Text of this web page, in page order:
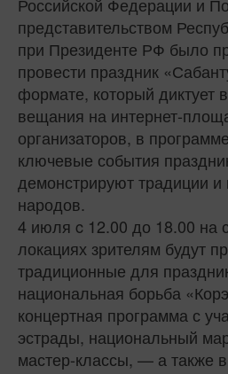
представительством
при Президенте РФ было
провести праздник
формате, который
вещания на интернет-
организаторов, в
ключевые события
демонстрируют традиции и
народов.
4 июля c 12.00 до 18.00 на
локациях зрителям будут
традиционные для
национальная борьба
концертная программа с
эстрады, национальный
мастер-классы, — а также